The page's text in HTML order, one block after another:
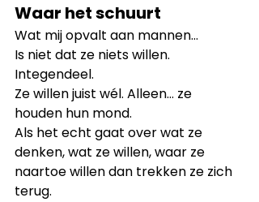
Waar het schuurt
Wat mij opvalt aan mannen…
Is niet dat ze niets willen.
Integendeel.
Ze willen juist wél. Alleen… ze
houden hun mond.
Als het echt gaat over wat ze
denken, wat ze willen, waar ze
naartoe willen dan trekken ze zich
terug.